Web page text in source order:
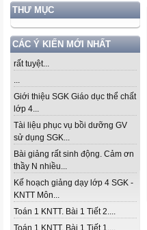
THƯ MỤC
CÁC Ý KIẾN MỚI NHẤT
rất tuyệt...
...
Giới thiệu SGK Giáo dục thể chất
lớp 4...
Tài liệu phục vụ bồi dưỡng GV
sử dụng SGK...
Bài giảng rất sinh động. Cảm ơn
thầy N nhiều...
Kế hoạch giảng dạy lớp 4 SGK -
KNTT Môn...
Toán 1 KNTT. Bài 1 Tiết 2....
Toán 1 KNTT. Bài 1 Tiết 1....